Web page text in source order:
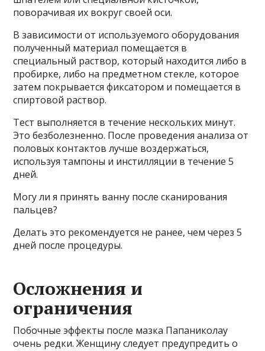
поворачивая их вокруг своей оси.
В зависимости от используемого оборудования
полученный материал помещается в
специальный раствор, который находится либо в
пробирке, либо на предметном стекле, которое
затем покрывается фиксатором и помещается в
спиртовой раствор.
Тест выполняется в течение нескольких минут.
Это безболезненно. После проведения анализа от
половых контактов лучше воздержаться,
используя тампоны и инстилляции в течение 5
дней.
Могу ли я принять ванну после сканирования
пальцев?
Делать это рекомендуется не ранее, чем через 5
дней после процедуры.
Осложнения и
ограничения
Побочные эффекты после мазка Папаниколау
очень редки. Женщину следует предупредить о